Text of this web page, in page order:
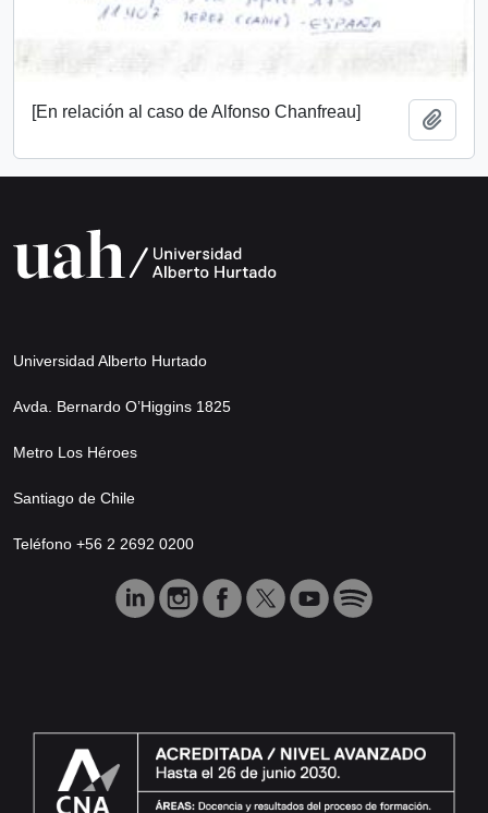
[En relación al caso de Alfonso Chanfreau]
Universidad Alberto Hurtado
Avda. Bernardo O’Higgins 1825
Metro Los Héroes
Santiago de Chile
Teléfono +56 2 2692 0200